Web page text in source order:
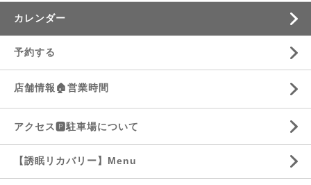
カレンダー
予約する
店舗情報🏠営業時間
アクセス🅿️駐車場について
【誘眠リカバリー】Menu